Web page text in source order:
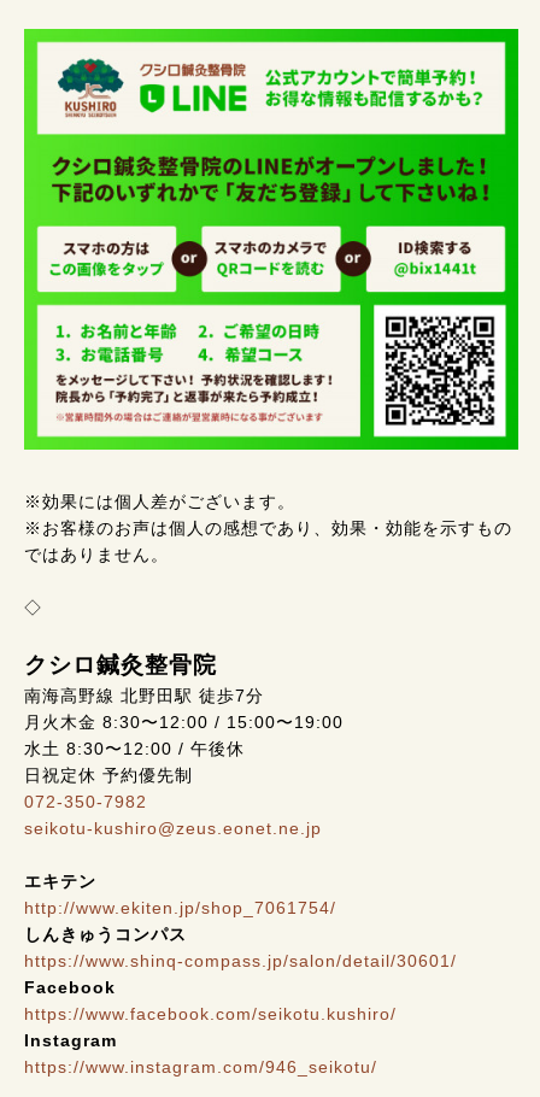
※効果には個人差がございます。
※お客様のお声は個人の感想であり、効果・効能を示すもの
ではありません。
◇
クシロ鍼灸整骨院
南海高野線 北野田駅 徒歩7分
月火木金 8:30〜12:00 / 15:00〜19:00
水土 8:30〜12:00 / 午後休
日祝定休 予約優先制
072-350-7982
seikotu-kushiro@zeus.eonet.ne.jp
エキテン
http://www.ekiten.jp/shop_7061754/
しんきゅうコンパス
https://www.shinq-compass.jp/salon/detail/30601/
Facebook
https://www.facebook.com/seikotu.kushiro/
Instagram
https://www.instagram.com/946_seikotu/